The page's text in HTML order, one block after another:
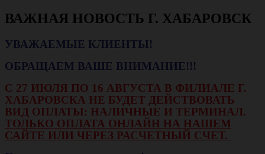
ВАЖНАЯ НОВОСТЬ Г. ХАБАРОВСК
УВАЖАЕМЫЕ КЛИЕНТЫ!
ОБРАЩАЕМ ВАШЕ ВНИМАНИЕ!!!
С 27 ИЮЛЯ ПО 16 АВГУСТА В ФИЛИАЛЕ Г.
ХАБАРОВСКА НЕ БУДЕТ ДЕЙСТВОВАТЬ
ВИД ОПЛАТЫ: НАЛИЧНЫЕ И ТЕРМИНАЛ.
ТОЛЬКО ОПЛАТА ОНЛАЙН НА НАШЕМ
САЙТЕ ИЛИ ЧЕРЕЗ РАСЧЕТНЫЙ СЧЕТ.